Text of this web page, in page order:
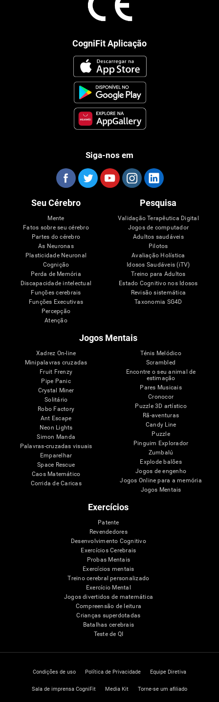
CogniFit Aplicação
Siga-nos em
Seu Cérebro
Mente
Fatos sobre seu cérebro
Partes do cérebro
As Neuronas
Plasticidade Neuronal
Cognição
Perda de Memória
Discapacidade intelectual
Funções cerebrais
Funções Executivas
Percepção
Atenção
Pesquisa
Validação Terapêutica Digital
Jogos de computador
Adultos saudáveis
Pilotos
Avaliação Holística
Idosos Saudáveis (iTV)
Treino para Adultos
Estado Cognitivo nos Idosos
Revisão sistemática
Taxonomia SG4D
Jogos Mentais
Xadrez On-line
Minipalavras cruzadas
Fruit Frenzy
Pipe Panic
Crystal Miner
Solitário
Robo Factory
Ant Escape
Neon Lights
Simon Manda
Palavras-cruzadas visuais
Emparelhar
Space Rescue
Caos Matemático
Corrida de Caricas
Ténis Melódico
Scrambled
Encontre o seu animal de
estimação
Pares Musicais
Cronocor
Puzzle 3D artístico
Rã-aventuras
Candy Line
Puzzle
Pinguim Explorador
Zumbalú
Explode balões
Jogos de engenho
Jogos Online para a memória
Jogos Mentais
Exercícios
Patente
Revendedores
Desenvolvimento Cognitivo
Exercícios Cerebrais
Probas Mentais
Exercícios mentais
Treino cerebral personalizado
Exercício Mental
Jogos divertidos de matemática
Compreensão de leitura
Crianças superdotadas
Batalhas cerebrais
Teste de QI
Condições de uso Política de Privacidade Equipe Diretiva
Sala de imprensa CogniFit Media Kit Torne-se um afiliado